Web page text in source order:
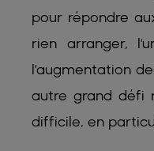
pour répondre
rien arranger,
l’augmentation
autre grand défi
difficile, en